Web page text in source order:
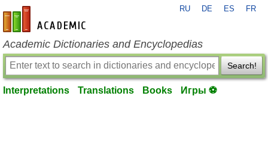
en-academic.com
RU DE ES FR
Academic Dictionaries and Encyclopedias
Search!
Interpretations Translations Books Игры ⚽